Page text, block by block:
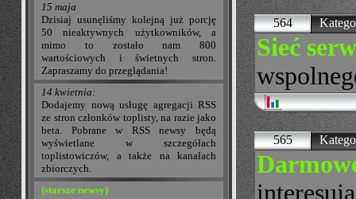
15 maja
Dzisiaj usunęliśmy kolejną już porcję
50 nieaktywnych użytkowników, a
mimo to zostało nam 800
wartościowych i świetnych stron.
Zapraszamy do przeglądania!
14 kwietnia:
Dodajemy nową usługę agregacji RSS
ze stron członków toplisty, na razie jako
beta. Pobrane w RSS newsy będą
wyświetlane w szczegółach
toplistowiczów, a także na kanałach
zbiorczych.
(starsze newsy)
564
Sieć
565